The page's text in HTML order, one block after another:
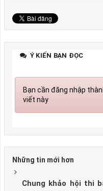
Ý KIẾN BẠN ĐỌC
Bạn cần đăng nhập
viết này
Những tin mới hơn
Chung khảo hội thi